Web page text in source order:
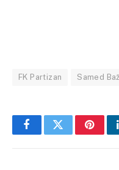
FK Partizan Samed
FacebookTwitter